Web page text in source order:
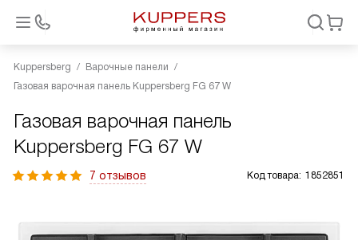
Kuppersberg
Варочные панели
Газовая варочная панель Kuppersberg FG 67 W
Газовая варочная панель
Kuppersberg FG 67 W
7 отзывов Код товара: 1852851